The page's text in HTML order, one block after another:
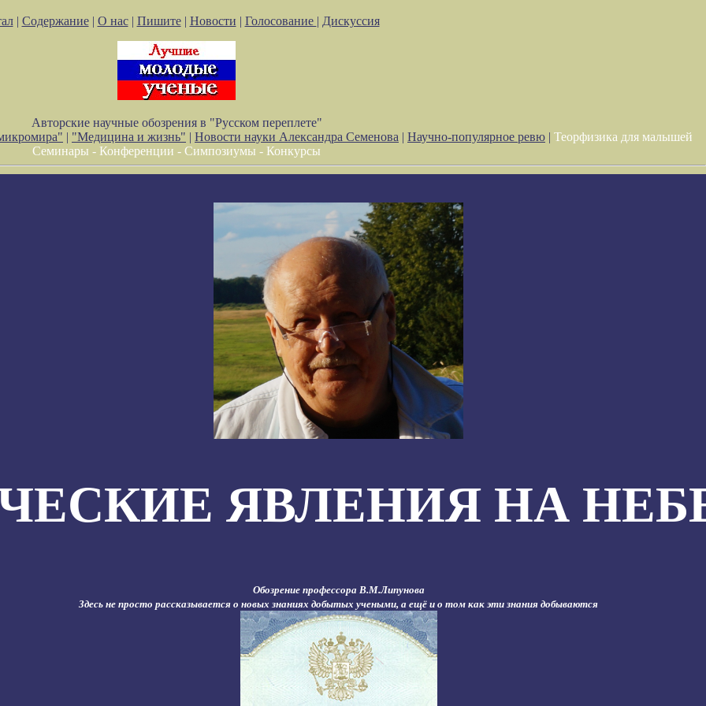
| Содержание| О нас| Пишите| Новости | Голосование | Дискуссия
Авторские научные обозрения в "Русском переплете"
| "Медицина и жизнь" | Новости науки Александра Семенова | Научно-популярное ревю | Теорфизика для малышей
Семинары - Конференции - Симпозиумы - Конкурсы
ЯВЛЕНИЯ НА
Обозрение профессора В.М.Липунова
Здесь не просто рассказывается о новых знаниях добытых учеными, а ещё и о том как эти знания добываются